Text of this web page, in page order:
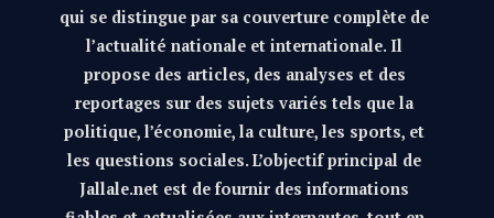
qui se distingue par sa couverture complète de
l’actualité nationale et internationale. Il
propose des articles, des analyses et des
reportages sur des sujets variés tels que la
politique, l’économie, la culture, les sports, et
les questions sociales. L’objectif principal de
Jallale.net est de fournir des informations